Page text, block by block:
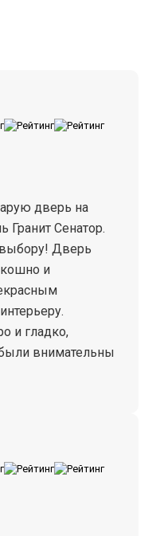
дверь на
Сенатор.
Дверь
и
и гладко,
внимательны